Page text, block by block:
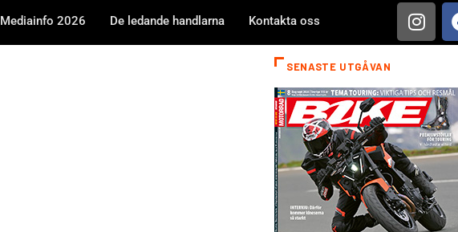
Mediainfo 2026 De ledande handlarna Kontakta oss
SENASTE UTGÅVAN